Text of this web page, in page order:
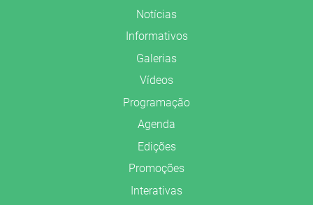
Notícias
Informativos
Galerias
Vídeos
Programação
Agenda
Edições
Promoções
Interativas